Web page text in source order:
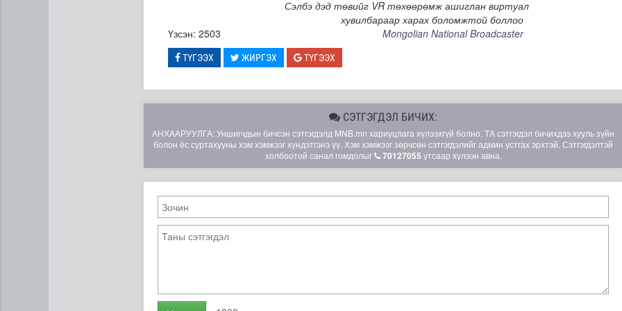
Эртний ойг хамгаалахын тулд Канадын иргэд мод бэлтгэгчдийн замыг хааж байна
Сэлбэ дэд төвийг VR төхөөрөмж ашиглан виртуал
хувилбараар харах боломжтой боллоо
Үзсэн: 2503
Mongolian National Broadcaster
ТҮГЭЭХ ЖИРГЭХ ТҮГЭЭХ
СЭТГЭГДЭЛ БИЧИХ:
АНХААРУУЛГА: Уншигчдын бичсэн сэтгэгдэлд MNB.mn хариуцлага хүлээхгүй болно. ТА сэтгэгдэл бичихдээ хууль зүйн
болон ёс суртахууны хэм хэмжээг хүндэтгэнэ үү. Хэм хэмжээг зөрчсөн сэтгэгдэлийг админ устгах эрхтэй. Сэтгэгдэлтэй
холбоотой санал гомдолыг
70127055 утсаар хүлээн авна.